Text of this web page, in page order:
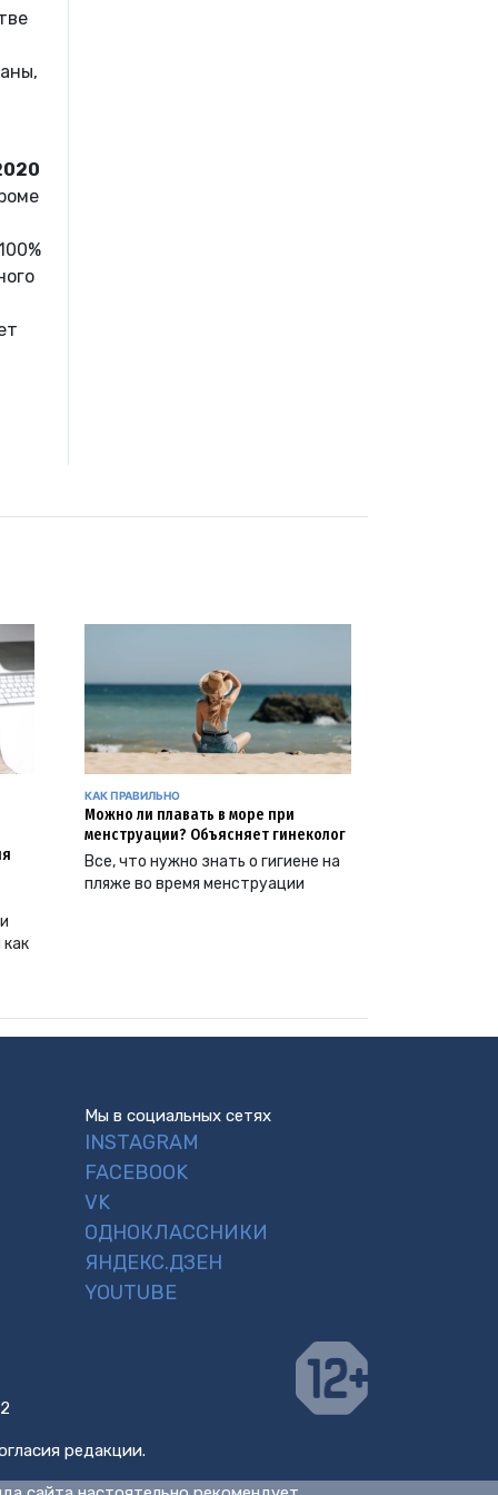
КАК ПРАВИЛЬНО
Можно ли плавать в море при
менструации? Объясняет гинеколог
Все, что нужно знать о гигиене на
пляже во время менструации
Мы в социальных сетях
INSTAGRAM
FACEBOOK
VK
ОДНОКЛАССНИКИ
ЯНДЕКС.ДЗЕН
YOUTUBE
редакции.